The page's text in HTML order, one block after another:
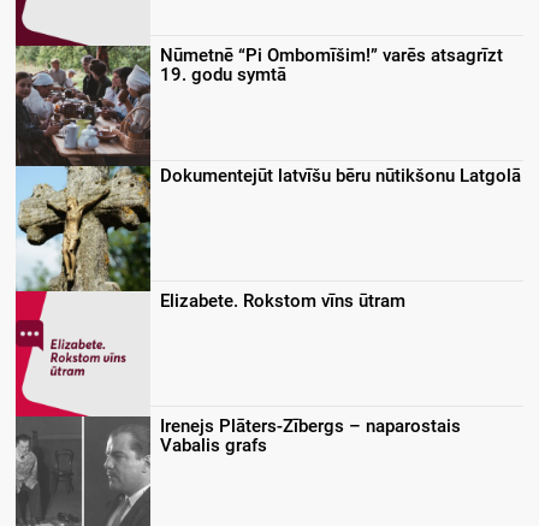
Nūmetnē “Pi Ombomīšim!” varēs atsagrīzt
19. godu symtā
Dokumentejūt latvīšu bēru nūtikšonu Latgolā
Elizabete. Rokstom vīns ūtram
Irenejs Plāters-Zībergs – naparostais
Vabalis grafs